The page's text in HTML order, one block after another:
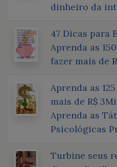
dinheiro da
47 Dicas para
Aprenda as
fazer mais de
Aprenda as
mais de R$
Aprenda as
Psicológicas
Turbine seus